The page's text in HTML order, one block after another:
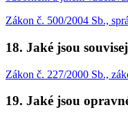
Zákon č. 500/2004 Sb.,
18. Jaké jsou
Zákon č. 227/2000 Sb.,
19. Jaké jsou